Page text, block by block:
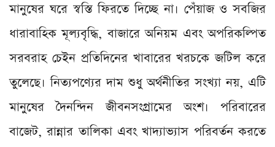
মানুষের ঘরে স্বস্তি ফিরতে দিচ্ছে না। পেঁয়াজ ও সবজির
ধারাবাহিক মূল্যবৃদ্ধি, বাজারে অনিয়ম এবং অপরিকল্পিত
সরবরাহ চেইন প্রতিদিনের খাবারের খরচকে জটিল করে
তুলেছে। নিত্যপণ্যের দাম শুধু অর্থনীতির সংখ্যা নয়, এটি
মানুষের দৈনন্দিন জীবনসংগ্রামের অংশ। পরিবারের
বাজেট, রান্নার তালিকা এবং খাদ্যাভ্যাস পরিবর্তন করতে